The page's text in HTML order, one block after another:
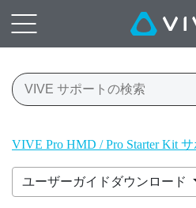
VIVE Pro HMD / Pro Starter Kit
ユーザーガイドダウンロード